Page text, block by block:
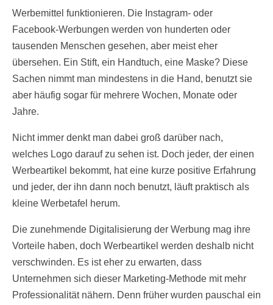
Werbemittel funktionieren. Die Instagram- oder
Facebook-Werbungen werden von hunderten oder
tausenden Menschen gesehen, aber meist eher
übersehen. Ein Stift, ein Handtuch, eine Maske? Diese
Sachen nimmt man mindestens in die Hand, benutzt sie
aber häufig sogar für mehrere Wochen, Monate oder
Jahre.
Nicht immer denkt man dabei groß darüber nach,
welches Logo darauf zu sehen ist. Doch jeder, der einen
Werbeartikel bekommt, hat eine kurze positive Erfahrung
und jeder, der ihn dann noch benutzt, läuft praktisch als
kleine Werbetafel herum.
Die zunehmende Digitalisierung der Werbung mag ihre
Vorteile haben, doch Werbeartikel werden deshalb nicht
verschwinden. Es ist eher zu erwarten, dass
Unternehmen sich dieser Marketing-Methode mit mehr
Professionalität nähern. Denn früher wurden pauschal ein